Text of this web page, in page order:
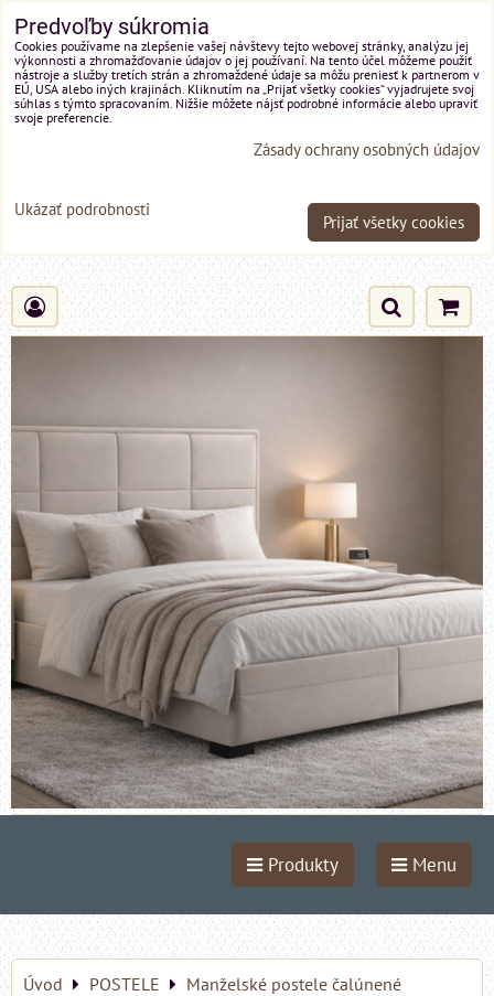
Produkty Menu
Úvod POSTELE Manželské postele čalúnené
Predvoľby súkromia
Cookies používame na zlepšenie vašej návštevy tejto webovej stránky, analýzu jej
výkonnosti a zhromažďovanie údajov o jej používaní. Na tento účel môžeme použiť
nástroje a služby tretích strán a zhromaždené údaje sa môžu preniesť k partnerom v
EÚ, USA alebo iných krajinách. Kliknutím na „Prijať všetky cookies“ vyjadrujete svoj
súhlas s týmto spracovaním. Nižšie môžete nájsť podrobné informácie alebo upraviť
svoje preferencie.
Zásady ochrany osobných údajov
Ukázať podrobnosti
Prijať všetky cookies